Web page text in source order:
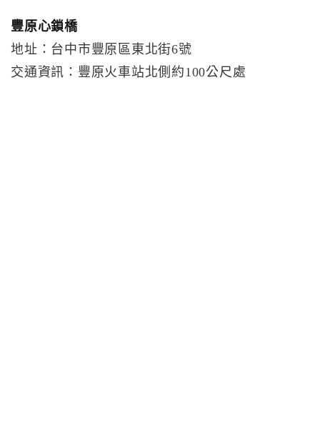
豐原心鎖橋
地址：台中市豐原區東北街6號
交通資訊：豐原火車站北側約100公尺處